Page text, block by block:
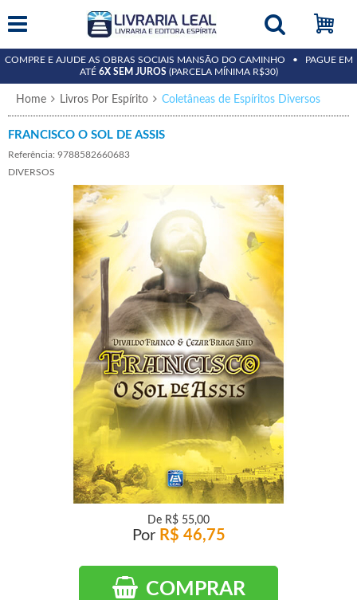
COMPRE E AJUDE AS OBRAS SOCIAIS MANSÃO DO CAMINHO • PAGUE EM
ATÉ 6X SEM JUROS (PARCELA MÍNIMA R$30)
Home Livros Por Espírito Coletâneas de Espíritos Diversos
FRANCISCO O SOL DE ASSIS
Referência: 9788582660683
DIVERSOS
De R$ 55,00
Por R$ 46,75
COMPRAR